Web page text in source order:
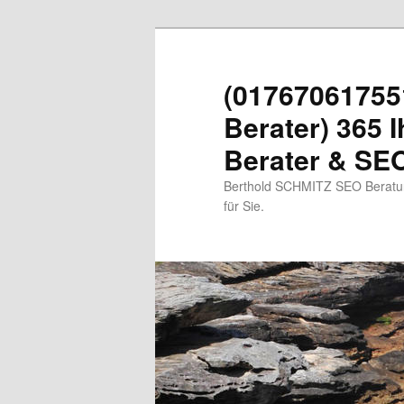
Berater) 365
Berater &
Berthold SCHMITZ SEO
für Sie.